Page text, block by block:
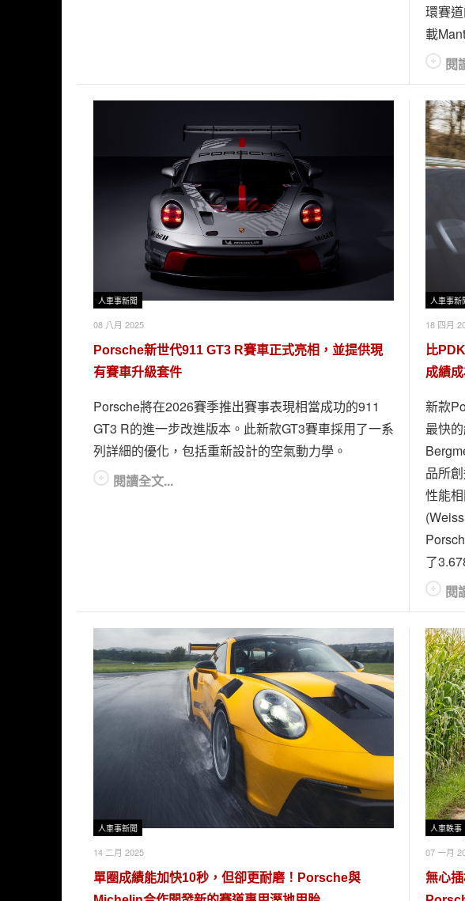
環賽
載
閱
人車事新聞
08 八月 2025
Porsche新世代911 GT3 R賽車正式亮相，並提供現
有賽車升級套件
Porsche將在2026賽季推出賽事表現相當成功的911
GT3 R的進一步改進版本。此新款GT3賽車採用了一系
列詳細的優化，包括重新設計的空氣動力學。
閱讀全文...
人車事新
18 四月
比
成績
新款
最快
品所
性能
了
閱
人車事新聞
14 二月 2025
單圈成績能加快10秒，但卻更耐磨！Porsche與
人車軼事
07 一月
無心